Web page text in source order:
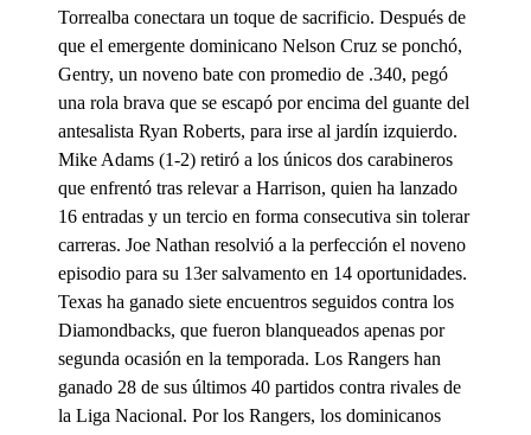
Torrealba conectara un toque de sacrificio. Después de
que el emergente dominicano Nelson Cruz se ponchó,
Gentry, un noveno bate con promedio de .340, pegó
una rola brava que se escapó por encima del guante del
antesalista Ryan Roberts, para irse al jardín izquierdo.
Mike Adams (1-2) retiró a los únicos dos carabineros
que enfrentó tras relevar a Harrison, quien ha lanzado
16 entradas y un tercio en forma consecutiva sin tolerar
carreras. Joe Nathan resolvió a la perfección el noveno
episodio para su 13er salvamento en 14 oportunidades.
Texas ha ganado siete encuentros seguidos contra los
Diamondbacks, que fueron blanqueados apenas por
segunda ocasión en la temporada. Los Rangers han
ganado 28 de sus últimos 40 partidos contra rivales de
la Liga Nacional. Por los Rangers, los dominicanos